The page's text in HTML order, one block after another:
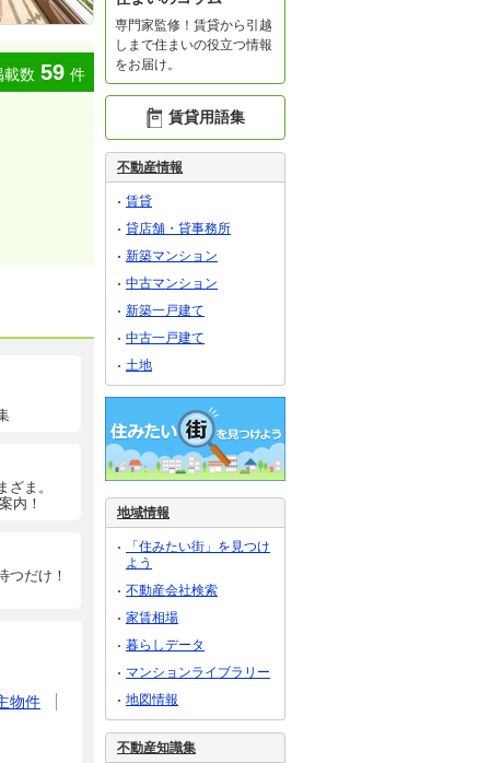
載数 59 件
ま。
内！
つだけ！
物件
専門家監修！賃貸から引越
しまで住まいの役立つ情報
をお届け。
賃貸用語集
不動産情報
賃貸
貸店舗・貸事務所
新築マンション
中古マンション
新築一戸建て
中古一戸建て
土地
地域情報
「住みたい街」を見つけ
よう
不動産会社検索
家賃相場
暮らしデータ
マンションライブラリー
地図情報
不動産知識集